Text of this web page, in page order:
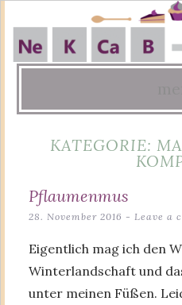
KATEGORIE:
Pflaumenmus
28. November 2016 Leave a
Eigentlich mag ich den
Winterlandschaft und
unter meinen Füßen.